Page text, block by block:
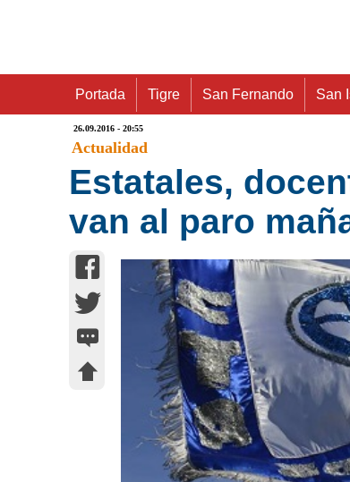
Portada Tigre San Fernando San
26.09.2016 - 20:55
Actualidad
Estatales,
van al paro